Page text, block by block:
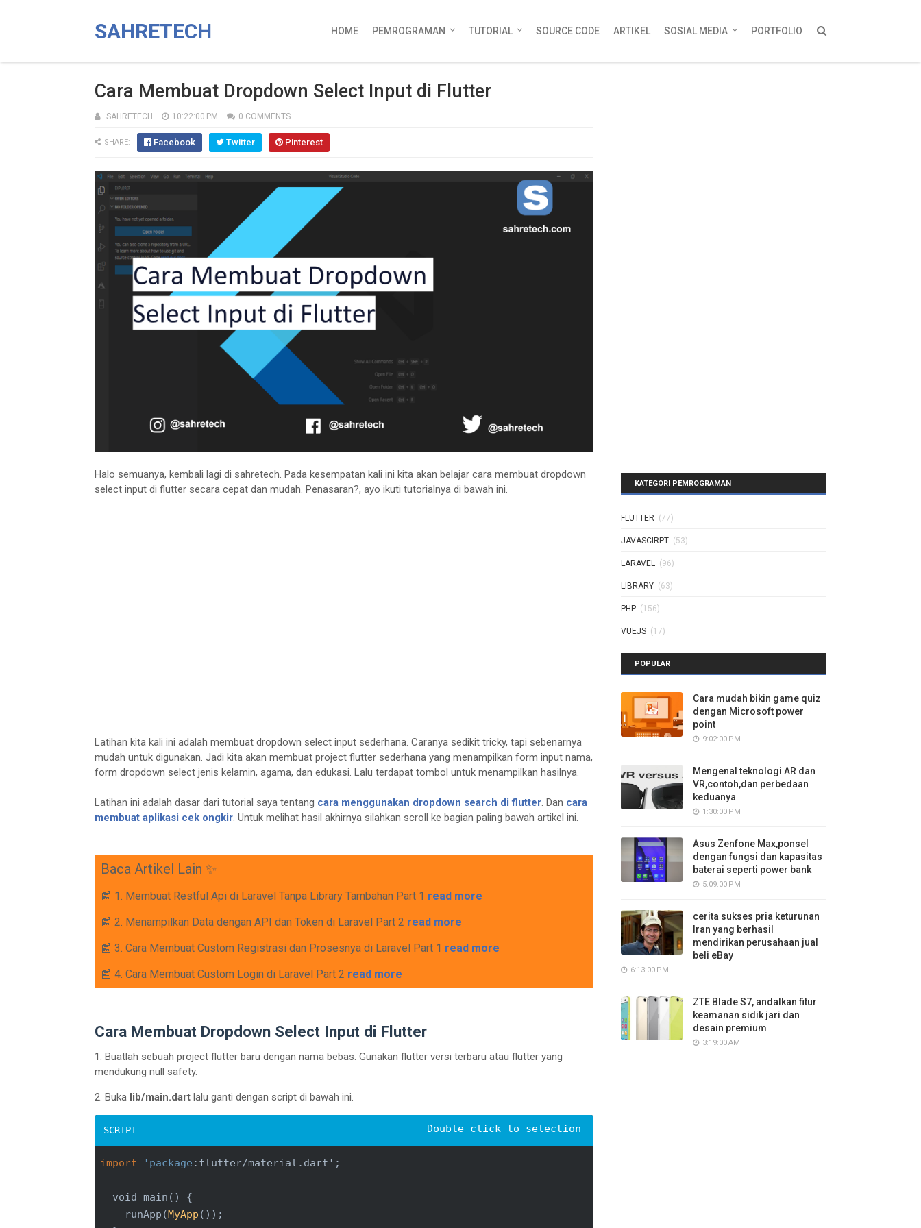
SAHRETECH HOME PEMROGRAMAN TUTORIAL SOURCE CODE ARTIKEL SOSIAL MEDIA PORTFOLIO
Cara Membuat Dropdown Select Input di Flutter
SAHRETECH 10:22:00 PM 0 COMMENTS
SHARE: Facebook Twitter Pinterest
Halo semuanya, kembali lagi di sahretech. Pada kesempatan kali ini kita akan belajar cara membuat dropdown
select input di flutter secara cepat dan mudah. Penasaran?, ayo ikuti tutorialnya di bawah ini.
Latihan kita kali ini adalah membuat dropdown select input sederhana. Caranya sedikit tricky, tapi sebenarnya
mudah untuk digunakan. Jadi kita akan membuat project flutter sederhana yang menampilkan form input nama,
form dropdown select jenis kelamin, agama, dan edukasi. Lalu terdapat tombol untuk menampilkan hasilnya.
Latihan ini adalah dasar dari tutorial saya tentang cara menggunakan dropdown search di flutter. Dan cara
membuat aplikasi cek ongkir. Untuk melihat hasil akhirnya silahkan scroll ke bagian paling bawah artikel ini.
Baca Artikel Lain ✨
📰 1. Membuat Restful Api di Laravel Tanpa Library Tambahan Part 1 read more
📰 2. Menampilkan Data dengan API dan Token di Laravel Part 2 read more
📰 3. Cara Membuat Custom Registrasi dan Prosesnya di Laravel Part 1 read more
📰 4. Cara Membuat Custom Login di Laravel Part 2 read more
Cara Membuat Dropdown Select Input di Flutter
1. Buatlah sebuah project flutter baru dengan nama bebas. Gunakan flutter versi terbaru atau flutter yang
mendukung null safety.
2. Buka lib/main.dart lalu ganti dengan script di bawah ini.
import 'package :flutter/material.dart';
  void main() {
    runApp(
MyApp ());
KATEGORI PEMROGRAMAN
FLUTTER (77)
JAVASCIRPT (53)
LARAVEL (96)
LIBRARY (63)
PHP (156)
VUEJS (17)
POPULAR
Cara mudah bikin game quiz
dengan Microsoft power
point
9:02:00 PM
Mengenal teknologi AR dan
VR,contoh,dan perbedaan
keduanya
1:30:00 PM
Asus Zenfone Max,ponsel
dengan fungsi dan kapasitas
baterai seperti power bank
5:09:00 PM
cerita sukses pria keturunan
Iran yang berhasil
mendirikan perusahaan jual
beli eBay
6:13:00 PM
ZTE Blade S7, andalkan fitur
keamanan sidik jari dan
desain premium
3:19:00 AM